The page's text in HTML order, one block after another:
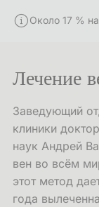
Около 17 %
Лечение
Заведующий
клиники
наук Андрей
вен во всём
этот метод
года